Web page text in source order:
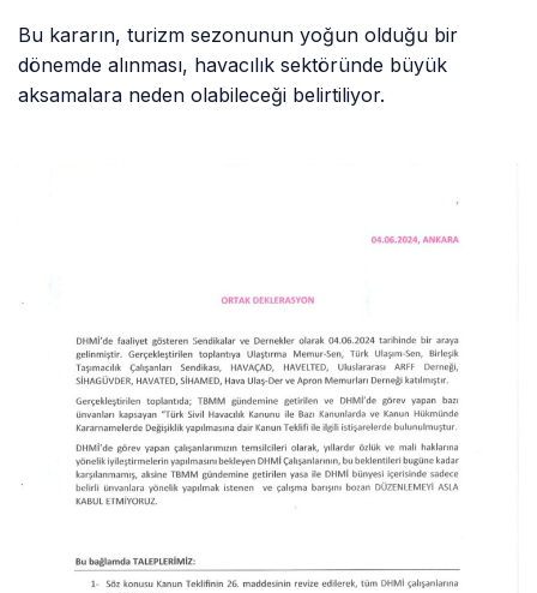
Bu kararın, turizm sezonunun yoğun olduğu bir
dönemde alınması, havacılık sektöründe büyük
aksamalara neden olabileceği belirtiliyor.